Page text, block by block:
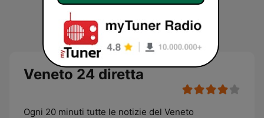
Veneto 24 diretta
Ogni 20 minuti tutte le notizie del Veneto